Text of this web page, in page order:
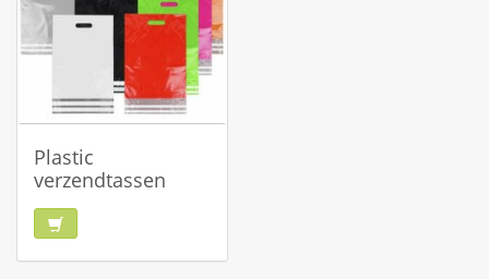
Plastic
verzendtassen